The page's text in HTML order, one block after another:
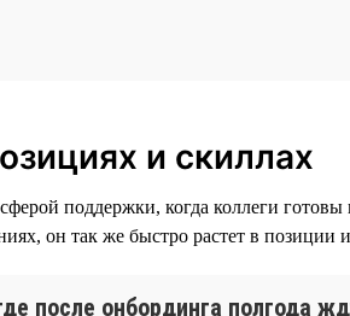
и скиллах
поддержки, когда коллеги
он так же быстро растет в позиции
после онбординга полгода